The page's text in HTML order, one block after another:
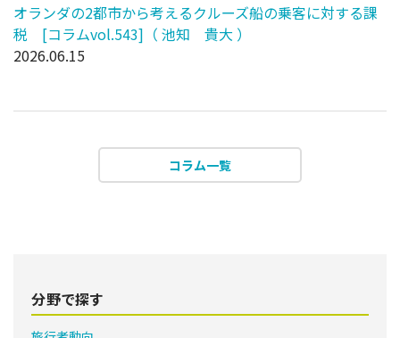
オランダの2都市から考えるクルーズ船の乗客に対する課
税 [コラムvol.543]（ 池知 貴大 ）
2026.06.15
コラム一覧
分野で探す